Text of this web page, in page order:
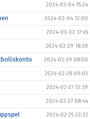
2024-03-04 15:24
2024-03-04 12:00
2024-03-02 17:45
2024-02-29 18:30
2024-02-29 08:00
2024-02-28 09:03
2024-02-27 13:39
2024-02-27 08:44
2024-02-25 22:32